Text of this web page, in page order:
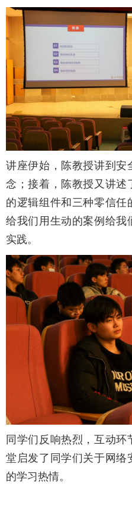
讲座伊始，陈教授讲到安
念；接着，陈教授又讲述
的逻辑组件和三种零信任
给我们用生动的案例给我
实践。
同学们反响热烈，互动
堂启发了同学们关于网络
的学习热情。